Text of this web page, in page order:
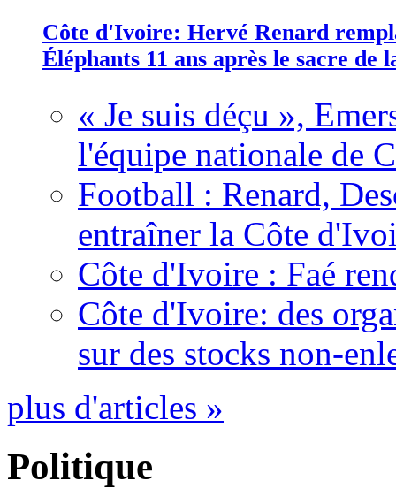
Côte d'Ivoire: Hervé Renard
Éléphants 11 ans après le sacre de
« Je suis déçu »,
l'équipe nationale de
Football : Renard,
entraîner la Côte
Côte d'Ivoire : Faé
Côte d'Ivoire: des
sur des stocks non-
plus d'articles »
Politique